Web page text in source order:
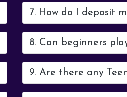
7. How do I deposit
8. Can beginners
9. Are there any